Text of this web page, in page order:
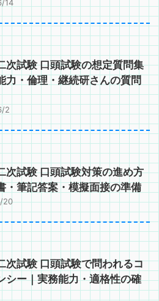
14
次試験 口頭試験の想定質問集
力・倫理・継続研さんの質問
2
次試験 口頭試験対策の進め方
・筆記答案・模擬面接の準備
20
次試験 口頭試験で問われるコ
シー｜実務能力・適格性の確